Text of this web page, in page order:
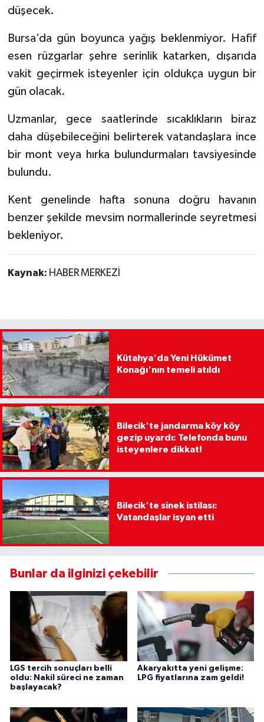
düşecek.
Bursa’da gün boyunca yağış beklenmiyor. Hafif
esen rüzgarlar şehre serinlik katarken, dışarıda
vakit geçirmek isteyenler için oldukça uygun bir
gün olacak.
Uzmanlar, gece saatlerinde sıcaklıkların biraz
daha düşebileceğini belirterek vatandaşlara ince
bir mont veya hırka bulundurmaları tavsiyesinde
bulundu.
Kent genelinde hafta sonuna doğru havanın
benzer şekilde mevsim normallerinde seyretmesi
bekleniyor.
Kaynak: HABER MERKEZİ
Kütahya'da Yeni Hükümet
Konağı'nın temeli atıldı
Bilecik'te jandarma köy köy
gezip uyardı: Telefonda bunu
isteyenlere dikkat!
Bilecik'te sinek istilası:
Vatandaşlar isyan etti
Bunlar da ilginizi çekebilir
LGS tercih sonuçları belli
oldu: Nakil süreci ne zaman
başlayacak?
Akaryakıtta yeni gelişme:
LPG fiyatlarına zam geldi!